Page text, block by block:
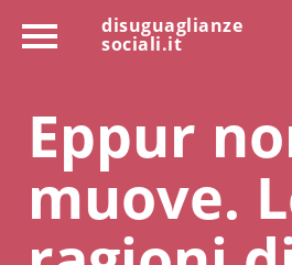
disuguaglianze
sociali.it
Eppur
muove.